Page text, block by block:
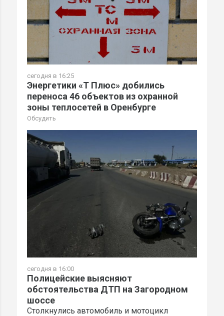
сегодня в 16:25
Энергетики «Т Плюс» добились
переноса 46 объектов из охранной
зоны теплосетей в Оренбурге
Обсудить
сегодня в 16:00
Полицейские выясняют
обстоятельства ДТП на Загородном
шоссе
Столкнулись автомобиль и мотоцикл